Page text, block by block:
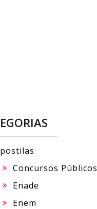
Concursos Públicos
Enade
Enem